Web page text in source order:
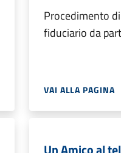
Procedimento
fiduciario da
VAI ALLA PAGINA